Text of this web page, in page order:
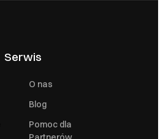
Serwis
O nas
Blog
Pomoc dla